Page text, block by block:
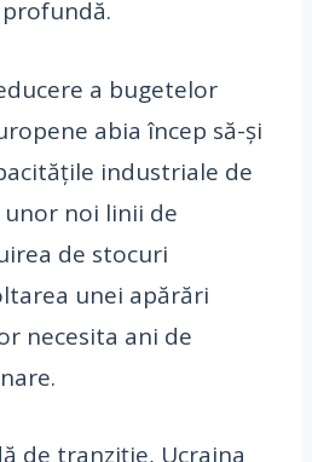
a bugetelor
abia încep să-și
industriale de
unor noi linii de
de stocuri
unei apărări
necesita ani de
de tranziție, Ucraina